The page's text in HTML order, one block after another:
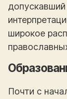
допускавший
широкое
Почти с